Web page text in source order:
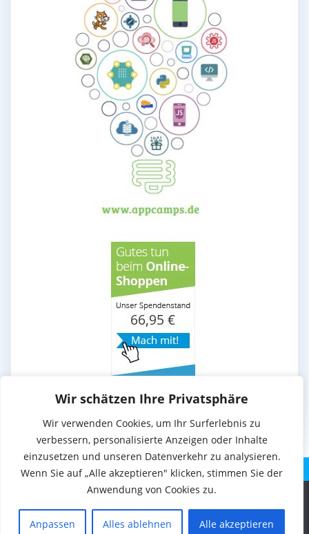
Wir schätzen Ihre Privatsphäre
Wir verwenden Cookies, um Ihr Surferlebnis zu
verbessern, personalisierte Anzeigen oder Inhalte
einzusetzen und unseren Datenverkehr zu analysieren.
Wenn Sie auf „Alle akzeptieren" klicken, stimmen Sie der
Anwendung von Cookies zu.
Anpassen Alles ablehnen Alle akzeptieren
© 2026 . Erstellt mit WordPress und dem ThemeEmpowerWP
Diese Website benutzt Cookies. Wenn du die Website weiter
nutzt, gehen wir von deinem Einverständnis aus.